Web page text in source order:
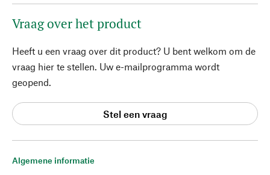
Algemene informatie
Vraag over het product
Heeft u een vraag over dit product? U bent welkom om de
vraag hier te stellen. Uw e-mailprogramma wordt
geopend.
Stel een vraag